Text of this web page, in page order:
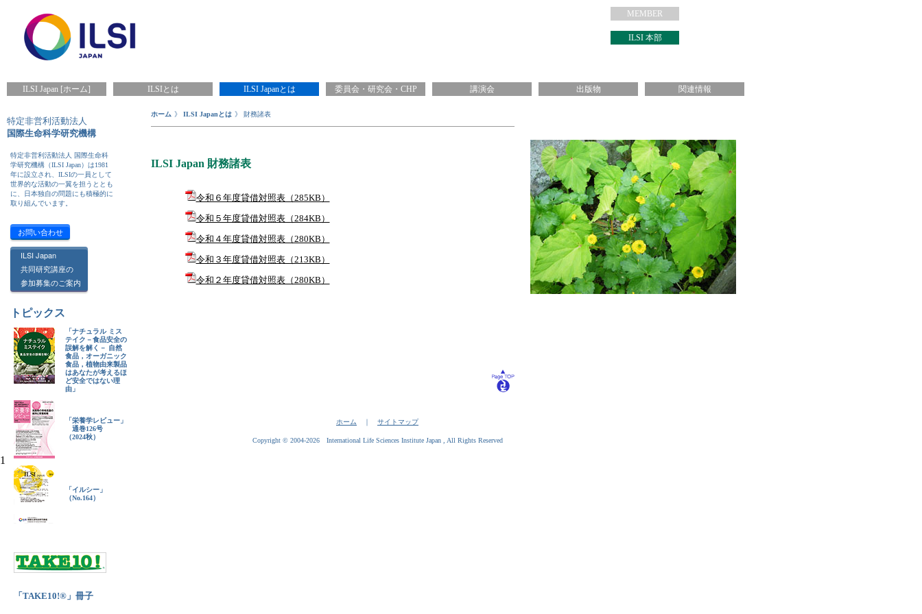
MEMBER
ILSI 本部
ILSI Japan [ホーム] ILSIとは ILSI Japanとは 委員会・研究会・CHP 講演会 出版物 関連情報
特定非営利活動法人
国際生命科学研究機構
特定非営利活動法人 国際生命科
学研究機構（ILSI Japan）は1981
年に設立され、ILSIの一員として
世界的な活動の一翼を担うととも
に、日本独自の問題にも積極的に
取り組んでいます。
お問い合わせ
ILSI Japan
共同研究講座の
参加募集のご案内
トピックス
「ナチュラル ミス
テイク－食品安全の
誤解を解く－ 自然
食品，オーガニック
食品，植物由来製品
はあなたが考えるほ
ど安全ではない理
由」
「栄養学レビュー」
通巻126号
（2024秋）
「イルシー」
（No.164）
「TAKE10!®」冊子
ホーム 》 ILSI Japanとは 》 財務諸表
ILSI Japan 財務諸表
令和６年度貸借対照表（285KB）
令和５年度貸借対照表（284KB）
令和４年度貸借対照表（280KB）
令和３年度貸借対照表（213KB）
令和２年度貸借対照表（280KB）
ホーム ｜ サイトマップ
Copyright © 2004-2026 International Life Sciences Institute Japan , All Rights Reserved
1